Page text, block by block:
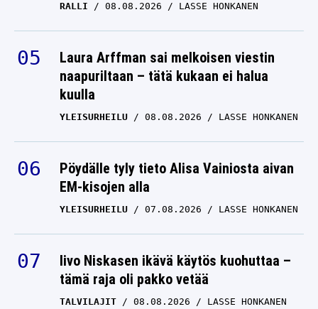
RALLI 08.08.2026 LASSE HONKANEN
Laura Arffman sai melkoisen viestin
naapuriltaan – tätä kukaan ei halua
kuulla
YLEISURHEILU 08.08.2026 LASSE HONKANEN
Pöydälle tyly tieto Alisa Vainiosta aivan
EM-kisojen alla
YLEISURHEILU 07.08.2026 LASSE HONKANEN
Iivo Niskasen ikävä käytös kuohuttaa –
tämä raja oli pakko vetää
TALVILAJIT 08.08.2026 LASSE HONKANEN